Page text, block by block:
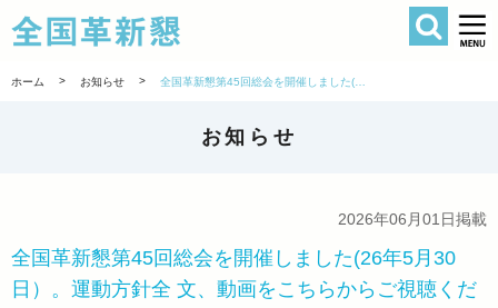
全国革新懇
検索
ホーム > お知らせ >
お知らせ
2026年06月01日掲載
全国革新懇第45回総会を開催しました(26年5月30
日）。運動方針全 文、動画をこちらからご視聴くだ